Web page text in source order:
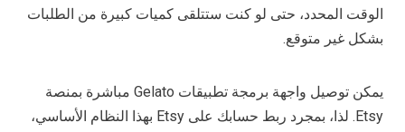
الوقت المحدد، حتى لو كنت ستتلقى كميات كبيرة من الطلبات
بشكل غير متوقع.
يمكن توصيل واجهة برمجة تطبيقات Gelato مباشرة بمنصة
Etsy. لذا، بمجرد ربط حسابك على Etsy بهذا النظام الأساسي،